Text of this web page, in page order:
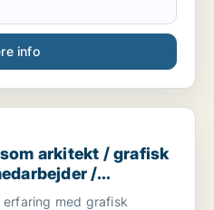
info
/ grafisk designer /
arkitekt / grafisk
/
designermed grafisk